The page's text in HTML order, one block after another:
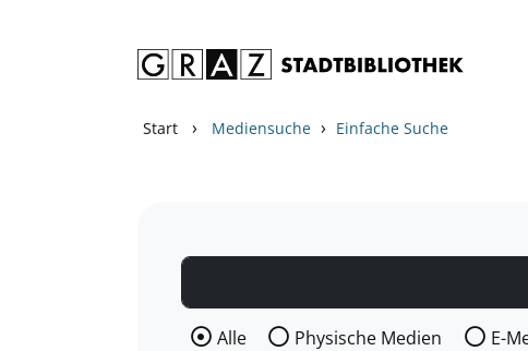
Start › Mediensuche › Einfache Suche
Wählen Sie die Medienart nach der Sie
Alle Physische Medien E-